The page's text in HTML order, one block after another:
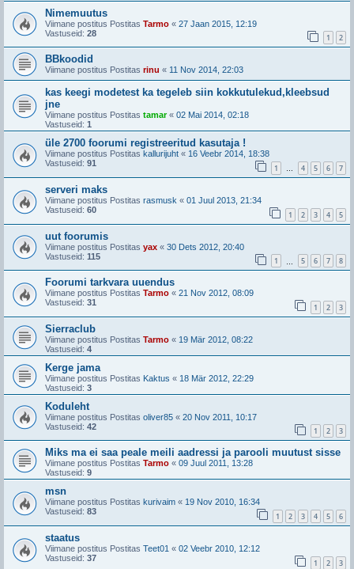
Nimemuutus
Viimane postitus Postitas Tarmo « 27 Jaan 2015, 12:19
Vastuseid: 28 1 2
BBkoodid
Viimane postitus Postitas rinu « 11 Nov 2014, 22:03
kas keegi modetest ka tegeleb siin kokkutulekud,kleebsud
jne
Viimane postitus Postitas tamar« 02 Mai 2014, 02:18
Vastuseid: 1
üle 2700 foorumi registreeritud kasutaja !
Viimane postitus Postitas kallurijuht « 16 Veebr 2014, 18:38
Vastuseid: 91 1 … 4 5 6 7
serveri maks
Viimane postitus Postitas rasmusk « 01 Juul 2013, 21:34
Vastuseid: 60 1 2 3 4 5
uut foorumis
Viimane postitus Postitas yax « 30 Dets 2012, 20:40
Vastuseid: 115 1 5 6 7 8
Foorumi tarkvara uuendus
Viimane postitus Postitas Tarmo « 21 Nov 2012, 08:09
Vastuseid: 31 1 2 3
Sierraclub
Viimane postitus Postitas Tarmo « 19 Mär 2012, 08:22
Vastuseid: 4
Kerge jama
Viimane postitus Postitas Kaktus « 18 Mär 2012, 22:29
Vastuseid: 3
Koduleht
Viimane postitus Postitas oliver85 « 20 Nov 2011, 10:17
Vastuseid: 42 1 2 3
Miks ma ei saa peale meili aadressi ja parooli muutust sisse
Viimane postitus Postitas Tarmo « 09 Juul 2011, 13:28
Vastuseid: 9
msn
Viimane postitus Postitas kurivaim « 19 Nov 2010, 16:34
Vastuseid: 83 1 2 3 4 5 6
staatus
Viimane postitus Postitas Teet01 « 02 Veebr 2010, 12:12
Vastuseid: 37 1 2 3